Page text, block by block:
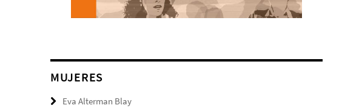
MUJERES
Eva Alterman Blay